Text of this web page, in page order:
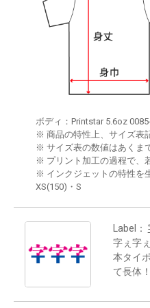
ボディ：Printstar 5.6oz
※ 商品の特性上、サイズ表
※ サイズ表の数値はあくま
※ プリント加工の過程で、
※ インクジェットの特性を
XS(150)・S
Label：
字ぇ字
本タイ
て長体！